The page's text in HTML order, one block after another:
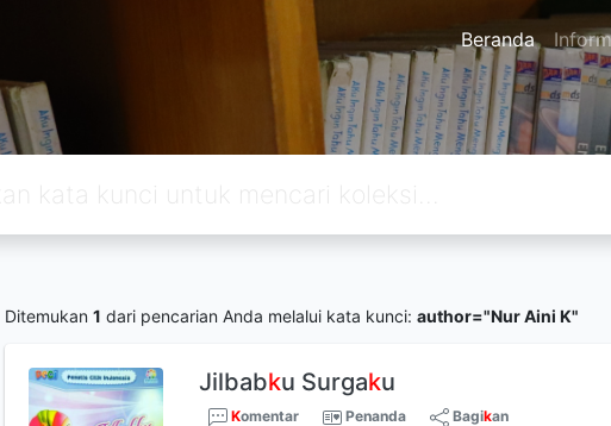
Beranda
Ditemukan 1 dari pencarian Anda melalui kata kunci: author="Nur Aini K"
Jilbabku Surgaku
Komentar Penanda Bagikan